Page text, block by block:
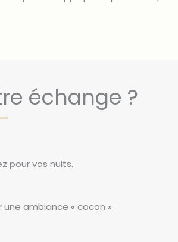
échange ?
pour vos nuits.
ambiance « cocon ».